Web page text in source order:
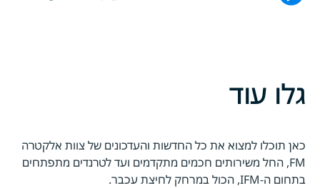
גלו עוד
כאן תוכלו למצוא את כל החדשות והעדכונים של צוות אלקטרה
FM, החל משירותים חכמים מתקדמים ועד לטרנדים מתפתחים
בתחום ה-IFM, הכול במרחק לחיצת עכבר.